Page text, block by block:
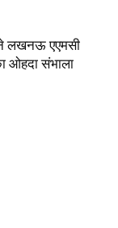
लखनऊ एएमसी
ओहदा संभाला